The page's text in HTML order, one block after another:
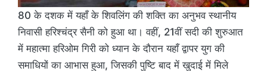
80 के दशक में यहाँ के शिवलिंग की शक्ति का अनुभव स्थानीय
निवासी हरिश्चंद्र सैनी को हुआ था। वहीं, 21वीं सदी की शुरुआत
में महात्मा हरिओम गिरी को ध्यान के दौरान यहाँ द्वापर युग की
समाधियों का आभास हुआ, जिसकी पुष्टि बाद में खुदाई में मिले